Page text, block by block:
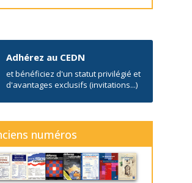
Adhérez au CEDN
et bénéficiez d'un statut privilégié et
d'avantages exclusifs (invitations...)
numéros